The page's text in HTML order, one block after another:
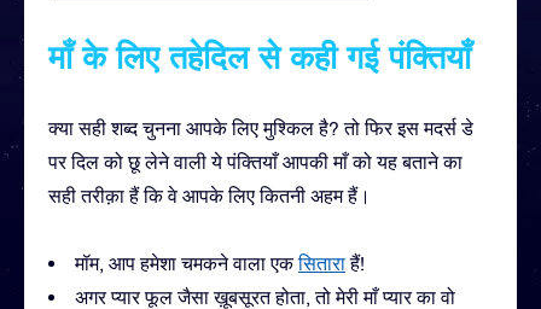
माँ के लिए तहेदिल से कही गई पंक्तियाँ
क्या सही शब्द चुनना आपके लिए मुश्किल है? तो फिर इस मदर्स डे
पर दिल को छू लेने वाली ये पंक्तियाँ आपकी माँ को यह बताने का
सही तरीक़ा हैं कि वे आपके लिए कितनी अहम हैं।
मॉम, आप हमेशा चमकने वाला एकसिताराहैं!
अगर प्यार फूल जैसा ख़ूबसूरत होता, तो मेरी माँ प्यार का वो